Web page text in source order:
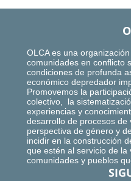
OLCA es una
comunidades en conflicto
condiciones de profunda
económico depredador
Promovemos la
colectivo, la
experiencias y
desarrollo de procesos
perspectiva de género y
incidir en la construcción
que estén al servicio de la
comunidades y pueblos